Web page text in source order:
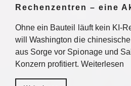
Rechenzentren – eine
Ohne ein Bauteil läuft kein KI-
will Washington die
aus Sorge vor Spionage und
Konzern profitiert. Weiterlesen